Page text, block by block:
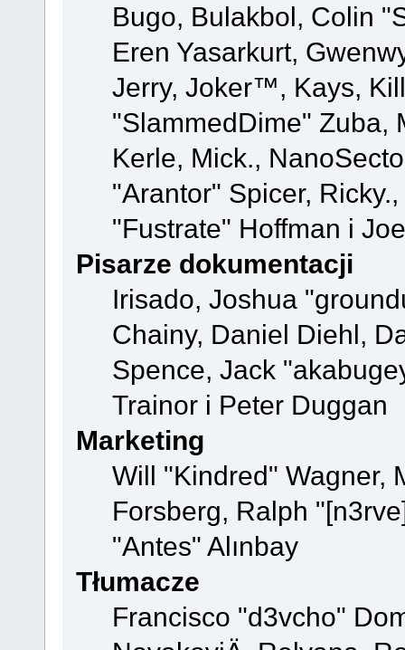
Bugo, Bulakbol, Colin
Eren Yasarkurt,
Jerry, Joker™, Kays,
"SlammedDime" Zuba,
Kerle, Mick.,
"Arantor" Spicer,
"Fustrate" Hoffman i
Pisarze dokumentacji
Irisado, Joshua
Chainy, Daniel Diehl,
Spence, Jack
Trainor i Peter Duggan
Marketing
Will "Kindred" Wagner,
Forsberg, Ralph
"Antes" Alınbay
Tłumacze
Francisco "d3vcho"